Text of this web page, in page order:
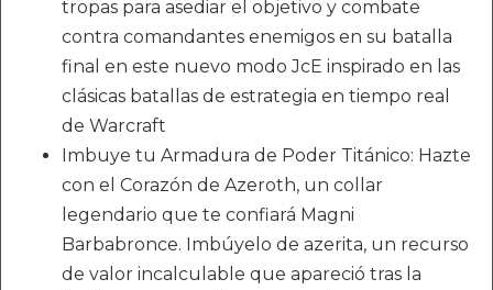
tropas para asediar el objetivo y combate
contra comandantes enemigos en su batalla
final en este nuevo modo JcE inspirado en las
clásicas batallas de estrategia en tiempo real
de Warcraft
Imbuye tu Armadura de Poder Titánico: Hazte
con el Corazón de Azeroth, un collar
legendario que te confiará Magni
Barbabronce. Imbúyelo de azerita, un recurso
de valor incalculable que apareció tras la